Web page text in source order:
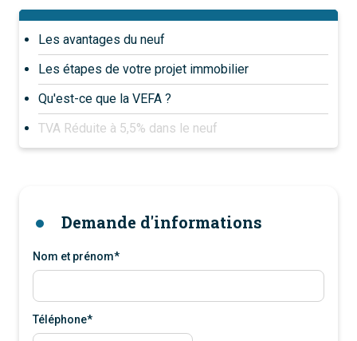
Les avantages du neuf
Les étapes de votre projet immobilier
Qu'est-ce que la VEFA ?
TVA Réduite à 5,5% dans le neuf
Demande d'informations
Nom et prénom*
Téléphone*